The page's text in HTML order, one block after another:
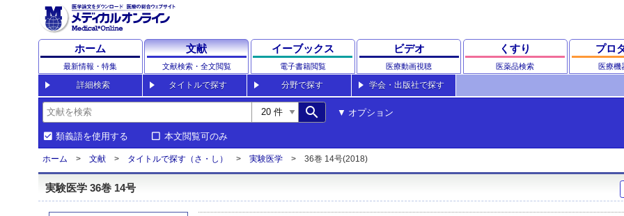
ホーム
最新情報・特集
文献
文献検索・全文閲覧
イーブックス
電子書籍閲覧
ビデオ
医療動画視聴
くすり
医薬品検索
プロ
医療機
詳細検索 タイトルで探す 分野で探す 学会・出版社で探す
search オプション
類義語を使用する 本文閲覧可のみ
ホーム 文献 タイトルで探す（さ・し） 実験医学 36巻 14号(2018)
実験医学 36巻 14号